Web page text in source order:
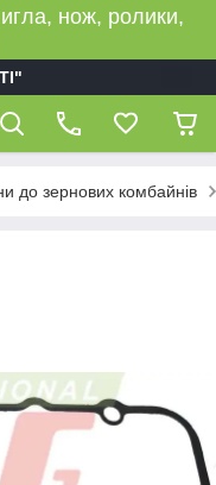
нож, ролики,
до зернових комбайнів